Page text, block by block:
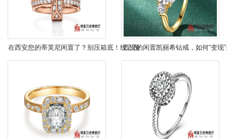
在西安您的蒂芙尼闲置了？别压箱底！线上预西安的闲置凯丽希钻戒，如何“变现